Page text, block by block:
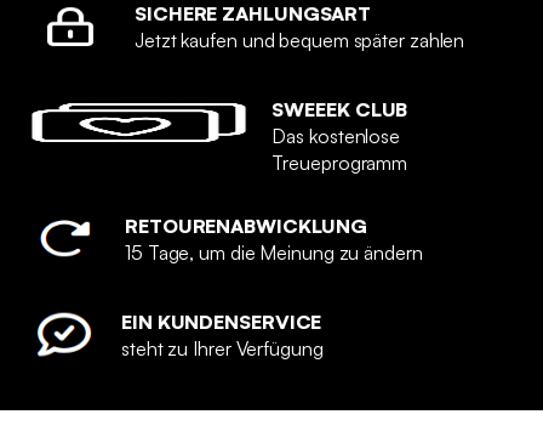
SICHERE ZAHLUNGSART
Jetzt kaufen und bequem später zahlen
SWEEEK CLUB
Das kostenlose
Treueprogramm
RETOURENABWICKLUNG
15 Tage, um die Meinung zu ändern
EIN KUNDENSERVICE
steht zu Ihrer Verfügung